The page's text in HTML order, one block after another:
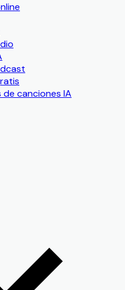
canciones IA